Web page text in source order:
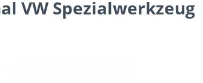
VW Spezialwerkzeug